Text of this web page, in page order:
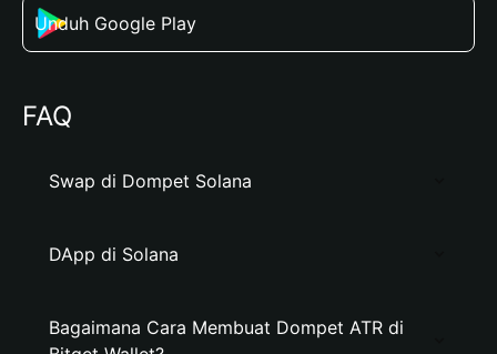
Unduh Google Play
FAQ
Swap di Dompet Solana
DApp di Solana
Bagaimana Cara Membuat Dompet ATR di